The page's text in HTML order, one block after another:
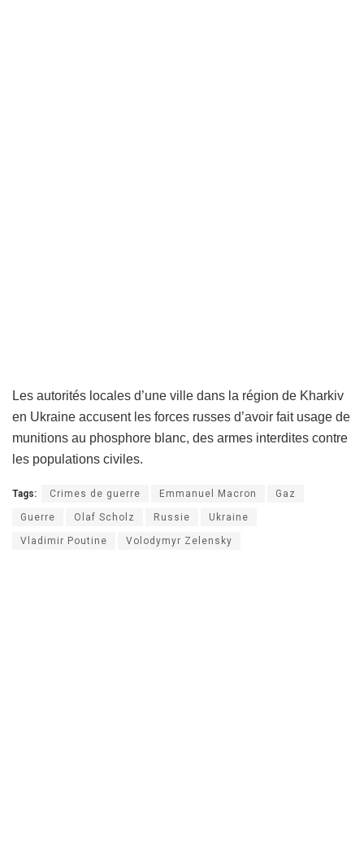
Les autorités locales d’une ville dans la région de Kharkiv
en Ukraine accusent les forces russes d’avoir fait usage de
munitions au phosphore blanc, des armes interdites contre
les populations civiles.
Tags: Crimes de guerre Emmanuel Macron Gaz
Guerre Olaf Scholz Russie Ukraine
Vladimir Poutine Volodymyr Zelensky